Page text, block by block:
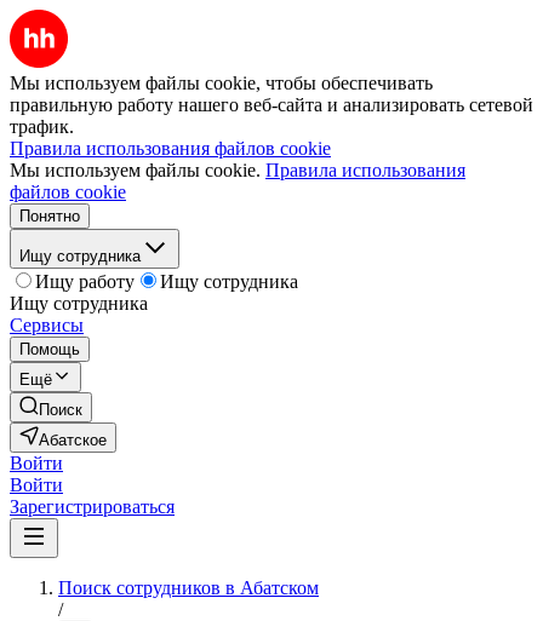
Мы используем файлы cookie, чтобы обеспечивать
правильную работу нашего веб-сайта и анализировать сетевой
трафик.
Правила использования файлов cookie
Мы используем файлы cookie. Правила использования
файлов cookie
Понятно
Ищу сотрудника
Ищу работу
Ищу сотрудника
Ищу сотрудника
Сервисы
Помощь
Ещё
Поиск
Абатское
Войти
Войти
Зарегистрироваться
Поиск сотрудников в Абатском
/